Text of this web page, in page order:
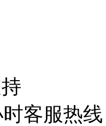
客服热线